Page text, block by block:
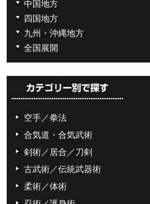
中国地方
四国地方
九州・沖縄地方
全国展開
空手／拳法
合気道・合気武術
剣術／居合／刀剣
古武術／伝統武器術
柔術／体術